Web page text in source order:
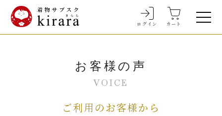
ログイン カート
お客様の声
VOICE
ご利用のお客様から